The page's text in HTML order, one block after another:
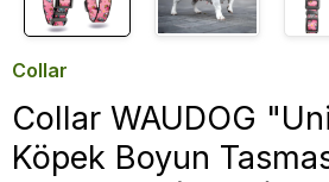
Collar
Collar WAUDOG
Köpek Boyun